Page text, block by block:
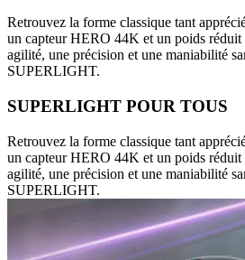
Retrouvez la forme classique tant
un capteur HERO 44K et un poids
agilité, une précision et une maniabilité
SUPERLIGHT.
SUPERLIGHT POUR TOUS
Retrouvez la forme classique tant
un capteur HERO 44K et un poids
agilité, une précision et une maniabilité
SUPERLIGHT.